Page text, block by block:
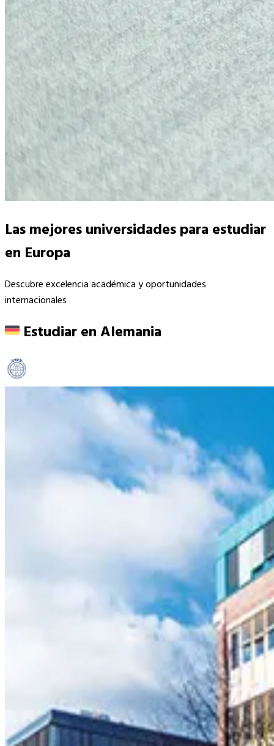
Las mejores universidades para estudiar
en Europa
Descubre excelencia académica y oportunidades
internacionales
Estudiar enAlemania